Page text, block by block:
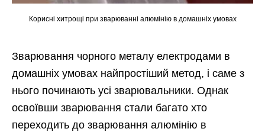
Корисні хитрощі при зварюванні алюмінію в домашніх умовах
Зварювання чорного металу електродами в
домашніх умовах найпростіший метод, і саме з
нього починають усі зварювальники. Однак
освоївши зварювання стали багато хто
переходить до зварювання алюмінію в